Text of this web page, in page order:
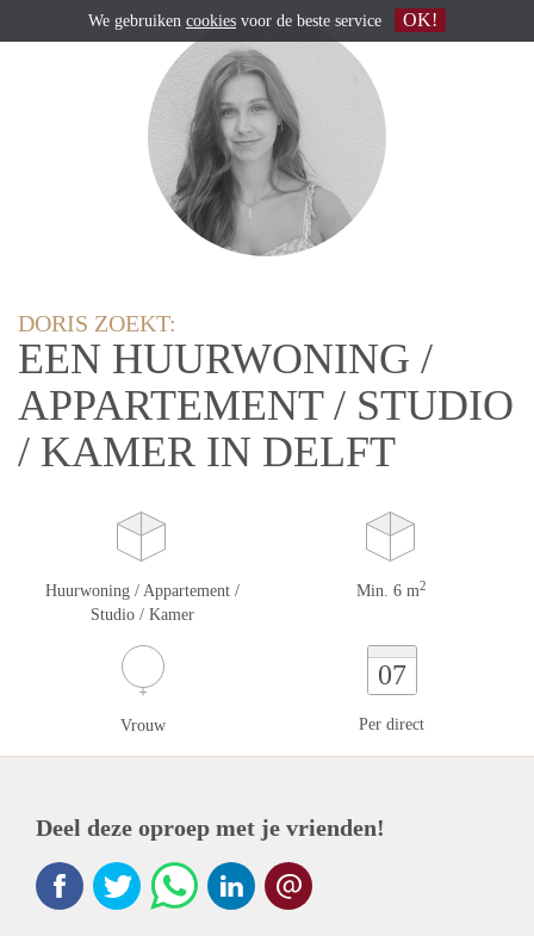
DORIS ZOEKT:
EEN HUURWONING /
APPARTEMENT / STUDIO
/ KAMER IN DELFT
Huurwoning / Appartement /
Studio / Kamer
Min. 6 m2
Vrouw
07
Per direct
Deel deze oproep met je vrienden!
We gebruiken cookies voor de beste service OK!